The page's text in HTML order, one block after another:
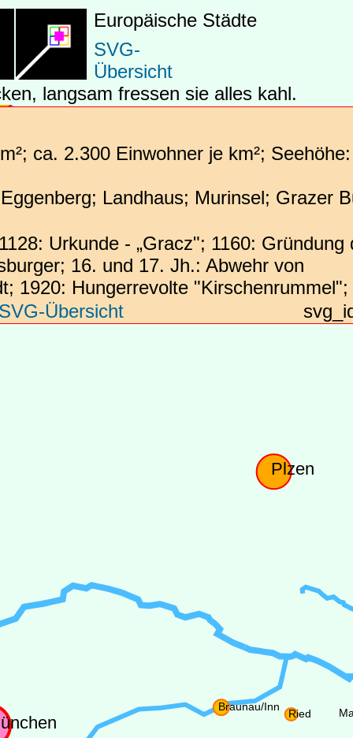
ca. 2.300 Einwohner je km²; Seehöhe:
Landhaus; Murinsel; Grazer
Urkunde - „Gracz"; 1160: Gründung
16. und 17. Jh.: Abwehr von
1920: Hungerrevolte "Kirschenrummel";
SVG-Übersicht
Europäische Städte
SVG-
Übersicht
langsam fressen sie alles kahl.
Braunau/Inn
Ried
Chemnitz
Halle
Plzen